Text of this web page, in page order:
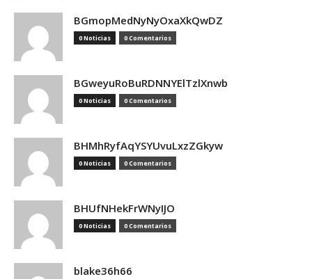
BGmopMedNyNyOxaXkQwDZ
0 Noticias 0 Comentarios
BGweyuRoBuRDNNYElTzlXnwb
0 Noticias 0 Comentarios
BHMhRyfAqYSYUvuLxzZGkyw
0 Noticias 0 Comentarios
BHUfNHekFrWNyIJO
0 Noticias 0 Comentarios
blake36h66